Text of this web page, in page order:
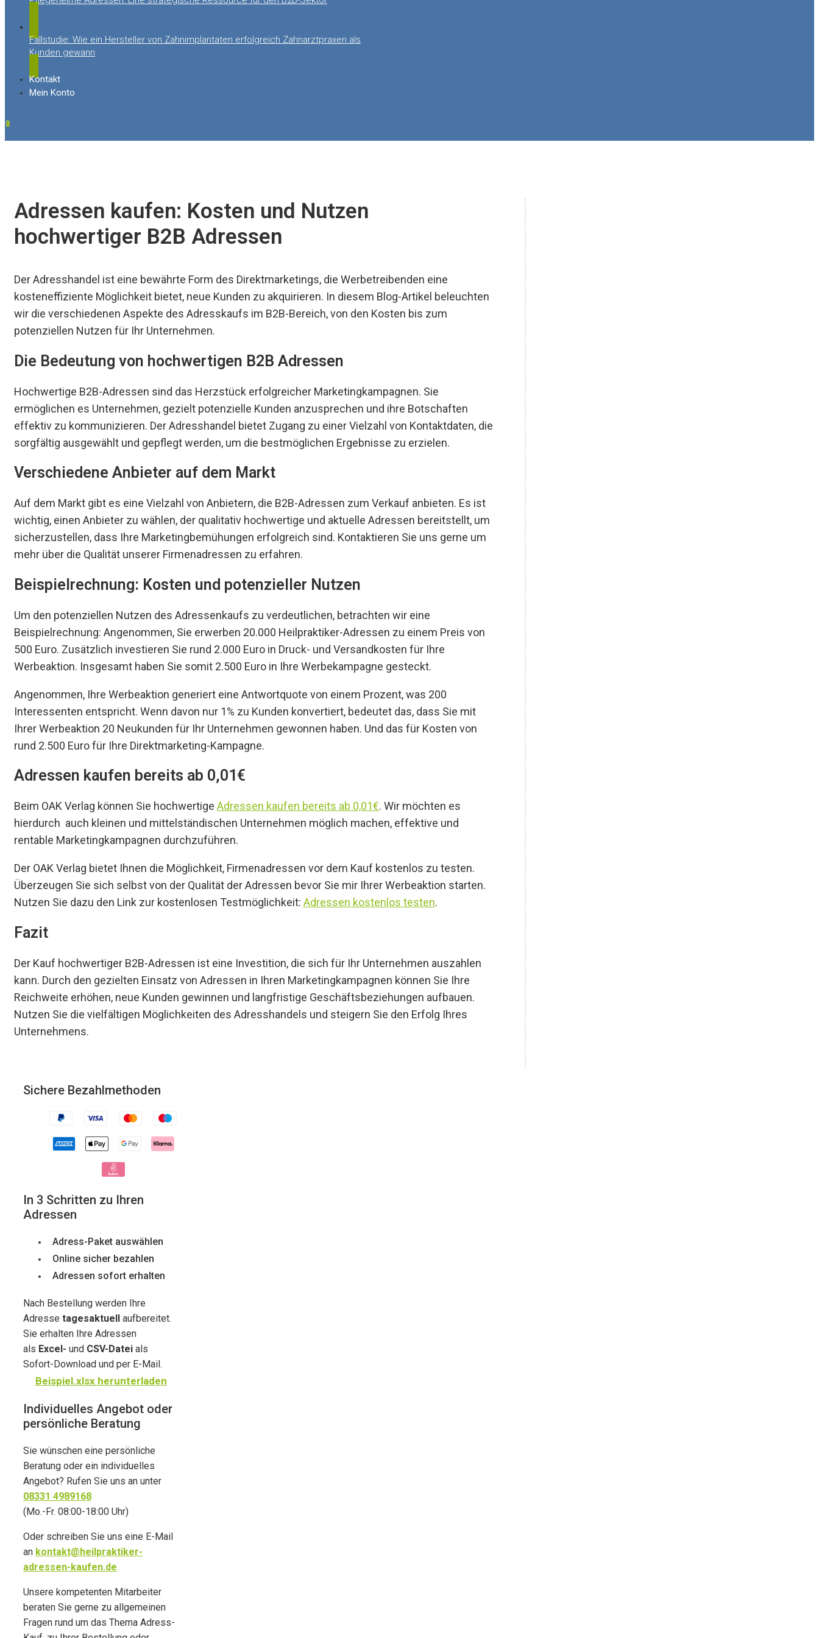
Fallstudie: Wie ein Hersteller von Zahnimplantaten erfolgreich Zahnarztpraxen als
Kunden gewann
Kontakt
Mein Konto
0
Adressen kaufen: Kosten und Nutzen
hochwertiger B2B Adressen
Der Adresshandel ist eine bewährte Form des Direktmarketings, die Werbetreibenden eine
kosteneffiziente Möglichkeit bietet, neue Kunden zu akquirieren. In diesem Blog-Artikel beleuchten
wir die verschiedenen Aspekte des Adresskaufs im B2B-Bereich, von den Kosten bis zum
potenziellen Nutzen für Ihr Unternehmen.
Die Bedeutung von hochwertigen B2B Adressen
Hochwertige B2B-Adressen sind das Herzstück erfolgreicher Marketingkampagnen. Sie
ermöglichen es Unternehmen, gezielt potenzielle Kunden anzusprechen und ihre Botschaften
effektiv zu kommunizieren. Der Adresshandel bietet Zugang zu einer Vielzahl von Kontaktdaten, die
sorgfältig ausgewählt und gepflegt werden, um die bestmöglichen Ergebnisse zu erzielen.
Verschiedene Anbieter auf dem Markt
Auf dem Markt gibt es eine Vielzahl von Anbietern, die B2B-Adressen zum Verkauf anbieten. Es ist
wichtig, einen Anbieter zu wählen, der qualitativ hochwertige und aktuelle Adressen bereitstellt, um
sicherzustellen, dass Ihre Marketingbemühungen erfolgreich sind. Kontaktieren Sie uns gerne um
mehr über die Qualität unserer Firmenadressen zu erfahren.
Beispielrechnung: Kosten und potenzieller Nutzen
Um den potenziellen Nutzen des Adressenkaufs zu verdeutlichen, betrachten wir eine
Beispielrechnung: Angenommen, Sie erwerben 20.000 Heilpraktiker-Adressen zu einem Preis von
500 Euro. Zusätzlich investieren Sie rund 2.000 Euro in Druck- und Versandkosten für Ihre
Werbeaktion. Insgesamt haben Sie somit 2.500 Euro in Ihre Werbekampagne gesteckt.
Angenommen, Ihre Werbeaktion generiert eine Antwortquote von einem Prozent, was 200
Interessenten entspricht. Wenn davon nur 1% zu Kunden konvertiert, bedeutet das, dass Sie mit
Ihrer Werbeaktion 20 Neukunden für Ihr Unternehmen gewonnen haben. Und das für Kosten von
rund 2.500 Euro für Ihre Direktmarketing-Kampagne.
Adressen kaufen bereits ab 0,01€
Beim OAK Verlag können Sie hochwertige Adressen kaufen bereits ab 0,01€. Wir möchten es
hierdurch auch kleinen und mittelständischen Unternehmen möglich machen, effektive und
rentable Marketingkampagnen durchzuführen.
Der OAK Verlag bietet Ihnen die Möglichkeit, Firmenadressen vor dem Kauf kostenlos zu testen.
Überzeugen Sie sich selbst von der Qualität der Adressen bevor Sie mir Ihrer Werbeaktion starten.
Nutzen Sie dazu den Link zur kostenlosen Testmöglichkeit: Adressen kostenlos testen.
Fazit
Der Kauf hochwertiger B2B-Adressen ist eine Investition, die sich für Ihr Unternehmen auszahlen
kann. Durch den gezielten Einsatz von Adressen in Ihren Marketingkampagnen können Sie Ihre
Reichweite erhöhen, neue Kunden gewinnen und langfristige Geschäftsbeziehungen aufbauen.
Nutzen Sie die vielfältigen Möglichkeiten des Adresshandels und steigern Sie den Erfolg Ihres
Unternehmens.
Sichere Bezahlmethoden
In 3 Schritten zu Ihren
Adressen
Adress-Paket auswählen
Online sicher bezahlen
Adressen sofort erhalten
Nach Bestellung werden Ihre
Adresse tagesaktuell aufbereitet.
Sie erhalten Ihre Adressen
als Excel- und CSV-Datei als
Sofort-Download und per E-Mail.
Beispiel.xlsx herunterladen
Individuelles Angebot oder
persönliche Beratung
Sie wünschen eine persönliche
Beratung oder ein individuelles
Angebot? Rufen Sie uns an unter
08331 4989168
(Mo.-Fr. 08:00-18:00 Uhr)
Oder schreiben Sie uns eine E-Mail
an kontakt@heilpraktiker-
adressen-kaufen.de
Unsere kompetenten Mitarbeiter
beraten Sie gerne zu allgemeinen
Fragen rund um das Thema Adress-